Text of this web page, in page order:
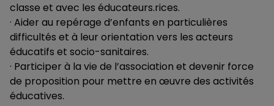
classe et avec les éducateurs.rices.
· Aider au repérage d’enfants en particulières
difficultés et à leur orientation vers les acteurs
éducatifs et socio-sanitaires.
· Participer à la vie de l’association et devenir force
de proposition pour mettre en œuvre des activités
éducatives.